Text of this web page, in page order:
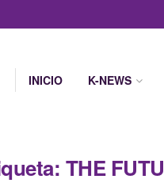
INICIO K-NEWS
THE